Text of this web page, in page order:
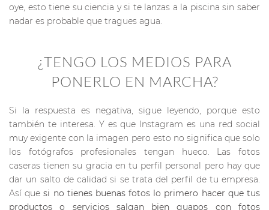
oye, esto tiene su ciencia y si te lanzas a la piscina sin saber
nadar es probable que tragues agua.
¿TENGO LOS MEDIOS PARA
PONERLO EN MARCHA?
Si la respuesta es negativa, sigue leyendo, porque esto
también te interesa. Y es que Instagram es una red social
muy exigente con la imagen pero esto no significa que solo
los fotógrafos profesionales tengan hueco. Las fotos
caseras tienen su gracia en tu perfil personal pero hay que
dar un salto de calidad si se trata del perfil de tu empresa.
Así quesi no tienes buenas fotos lo primero hacer que tus
productos o servicios salgan bien guapos con fotos